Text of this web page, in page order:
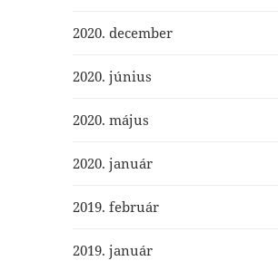
2020. december
2020. június
2020. május
2020. január
2019. február
2019. január